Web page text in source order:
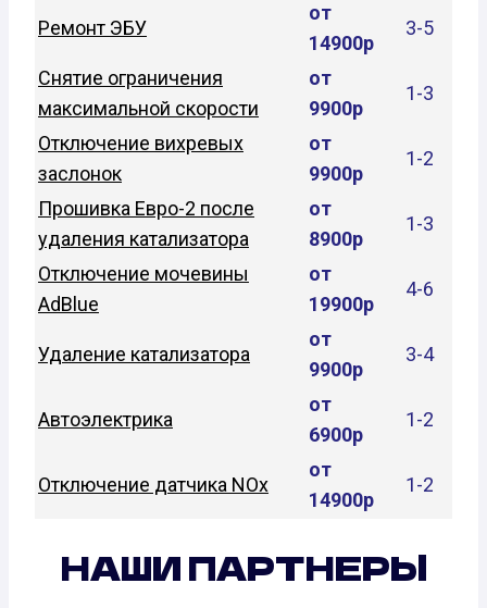
Ремонт ЭБУ
от
14900р
3-5
Снятие ограничения
максимальной скорости
от
9900р
1-3
Отключение вихревых
заслонок
от
9900р
1-2
Прошивка Евро-2 после
удаления катализатора
от
8900р
1-3
Отключение мочевины
AdBlue
от
19900р
4-6
Удаление катализатора
от
9900р
3-4
Автоэлектрика
от
6900р
1-2
Отключение датчика NOx
от
14900р
1-2
НАШИ ПАРТНЕРЫ